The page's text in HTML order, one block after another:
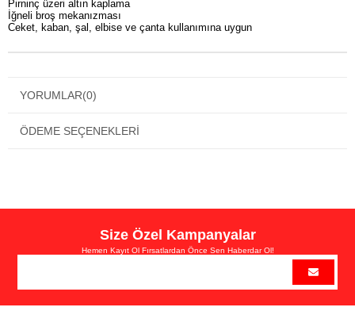
Pirninç üzeri altın kaplama
İğneli broş mekanızması
Ceket, kaban, şal, elbise ve çanta kullanımına uygun
YORUMLAR(0)
ÖDEME SEÇENEKLERI
Size Özel Kampanyalar
Hemen Kayıt Ol Fırsatlardan Önce Sen Haberdar Ol!